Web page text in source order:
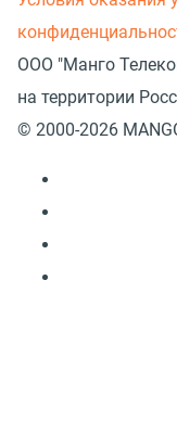
ООО "Манго
на территории
© 2000-2026